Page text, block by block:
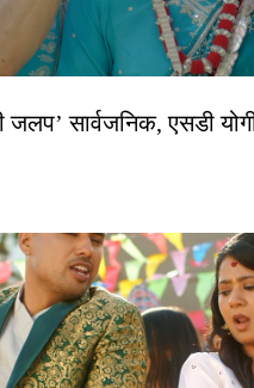
जलप’ सार्वजनिक, एसडी